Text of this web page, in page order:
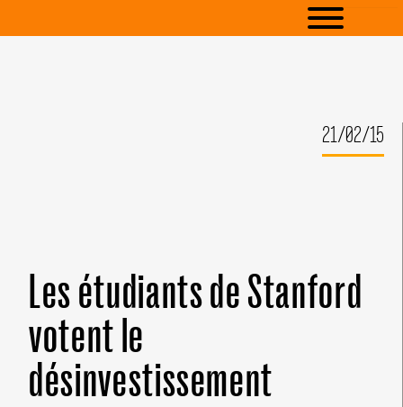
21/02/15
Les étudiants de Stanford
votent le
désinvestissement